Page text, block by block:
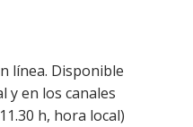
línea. Disponible
y en los canales
h, hora local)